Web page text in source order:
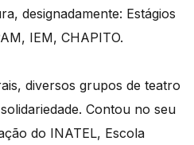
designadamente: Estágios
IEM, CHAPITO.
diversos grupos de teatro
Contou no seu
do INATEL, Escola